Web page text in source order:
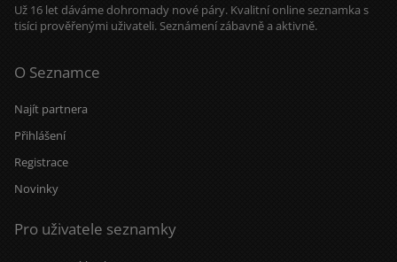
Už 16 let dáváme dohromady nové páry. Kvalitní online seznamka s
tisíci prověřenými uživateli. Seznámení zábavně a aktivně.
O Seznamce
Najít partnera
Přihlášení
Registrace
Novinky
Pro uživatele seznamky